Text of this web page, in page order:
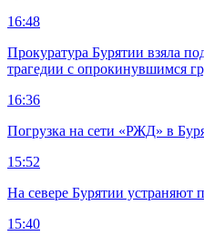
16:48
Прокуратура Бурятии взяла
трагедии с опрокинувшимся
16:36
Погрузка на сети «РЖД» в
15:52
На севере Бурятии устраняют
15:40